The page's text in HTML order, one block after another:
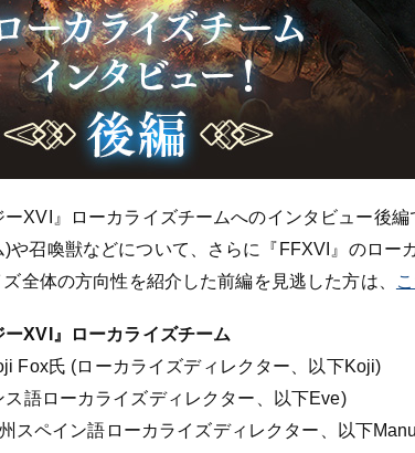
ーXVI』ローカライズチームへのインタビュー後
や召喚獣などについて、さらに『FFXVI』のロー
全体の方向性を紹介した前編を見逃した方は、
ーXVI』ローカライズチーム
Fox氏 (ローカライズディレクター、以下Koji)
語ローカライズディレクター、以下Eve)
スペイン語ローカライズディレクター、以下